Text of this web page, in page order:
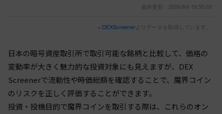
最終更新：2026/8/6 19:55:03
※ DEXScreener よりデータを取得しています。
日本の暗号資産取引所で取引可能な銘柄と比較して、価格の
変動率が大きく魅力的な投資対象にも見えますが、DEX
Screenerで流動性や時価総額を確認することで、魔界コイン
のリスクを正しく評価することができます。
投資・投機目的で魔界コインを取引する際は、これらのオン